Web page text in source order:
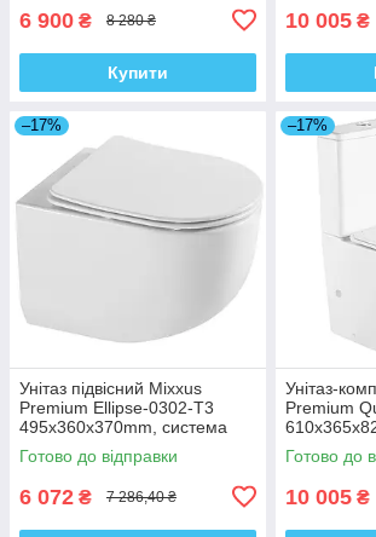
6 900 ₴ 8 280 ₴
Купити
10 005 ₴
–17%
Унітаз підвісний Mixxus
Premium Ellipse-0302-T3
495x360x370mm, система
змиву Tornado 3.0 (MP6462)
Готово до відправки
6 072 ₴ 7 286,40 ₴
–17%
Унітаз-
Premium
змиву
Готово до
10 005 ₴